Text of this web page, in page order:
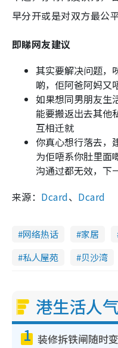
早分开或是对双方最公
即睇网友建议
其实要解决问题，
啲，佢阿爸阿妈又
如果想同男朋友生
能要搬返出去其他
互相迁就
你真心想行落去，
为佢唔系你肚里面
沟通过都无效，下
来源： Dcard、 Dcard
网络热话 家居
私人屋苑
贝沙湾
港生活人
1